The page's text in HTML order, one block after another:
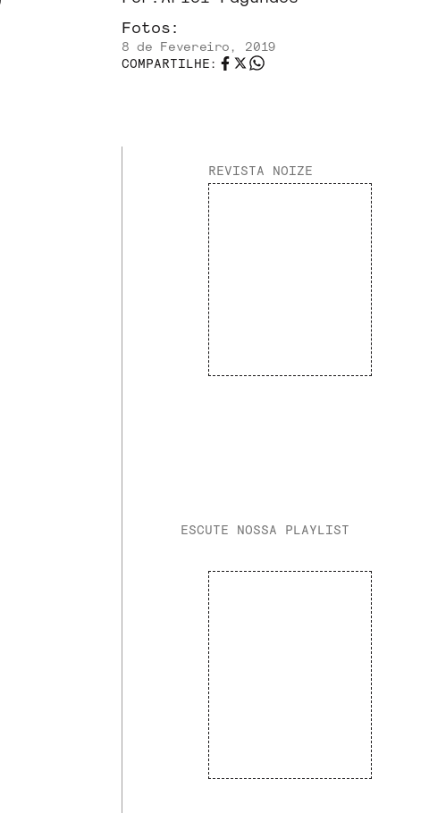
Fotos:
8 de Fevereiro, 2019
COMPARTILHE:
REVISTA NOIZE
ESCUTE NOSSA PLAYLIST